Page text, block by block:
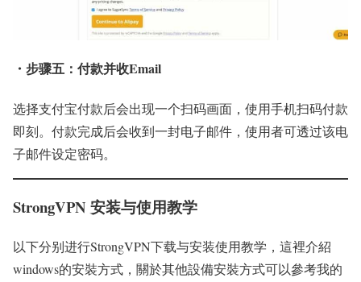
・步骤五：付款并收Email
选择支付宝付款后会出现一个扫码画面，使用手机扫码付款
即刻。付款完成后会收到一封电子邮件，使用者可透过该电
子邮件设定密码。
StrongVPN 安装与使用教学
以下分别进行StrongVPN下载与安装使用教学，這裡介紹
windows的安裝方式，關於其他設備安裝方式可以參考我的